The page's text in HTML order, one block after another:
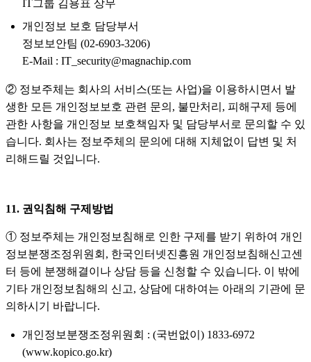
IT그룹 김용표 상무
개인정보 보호 담당부서
정보보안팀 (02-6903-3206)
E-Mail : IT_security@magnachip.com
② 정보주체는 회사의 서비스(또는 사업)을 이용하시면서 발
생한 모든 개인정보보호 관련 문의, 불만처리, 피해구제 등에
관한 사항을 개인정보 보호책임자 및 담당부서로 문의할 수 있
습니다. 회사는 정보주체의 문의에 대해 지체없이 답변 및 처
리해드릴 것입니다.
11. 권익침해 구제방법
① 정보주체는 개인정보침해로 인한 구제를 받기 위하여 개인
정보분쟁조정위원회, 한국인터넷진흥원 개인정보침해신고센
터 등에 분쟁해결이나 상담 등을 신청할 수 있습니다. 이 밖에
기타 개인정보침해의 신고, 상담에 대하여는 아래의 기관에 문
의하시기 바랍니다.
개인정보분쟁조정위원회 : (국번없이) 1833-6972
(www.kopico.go.kr)